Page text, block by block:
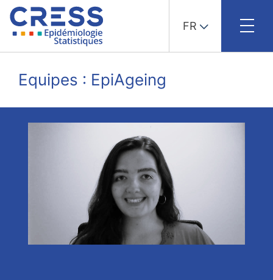
content
FR
Equipes : EpiAgeing